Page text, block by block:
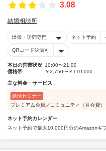
3.08
結婚相談所
出張・訪問専門 ネット予約
QRコード決済可
本日の営業状況 10:00〜21:00
価格帯
￥2,750〜￥110,000
主な料金・サービス
婚活セミナー
プレミアム会員／コミュニティ（月会費）
ネット予約カレンダー
ネット予約で最大10,000円分のAmazonギ